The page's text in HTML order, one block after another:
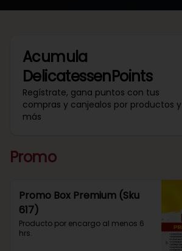
Acumula
DelicatessenPoints
Regístrate, gana puntos con tus
compras y canjealos por productos y
más
Promo
Promo Box Premium (Sku
617)
Producto por encargo al menos 6
hrs.